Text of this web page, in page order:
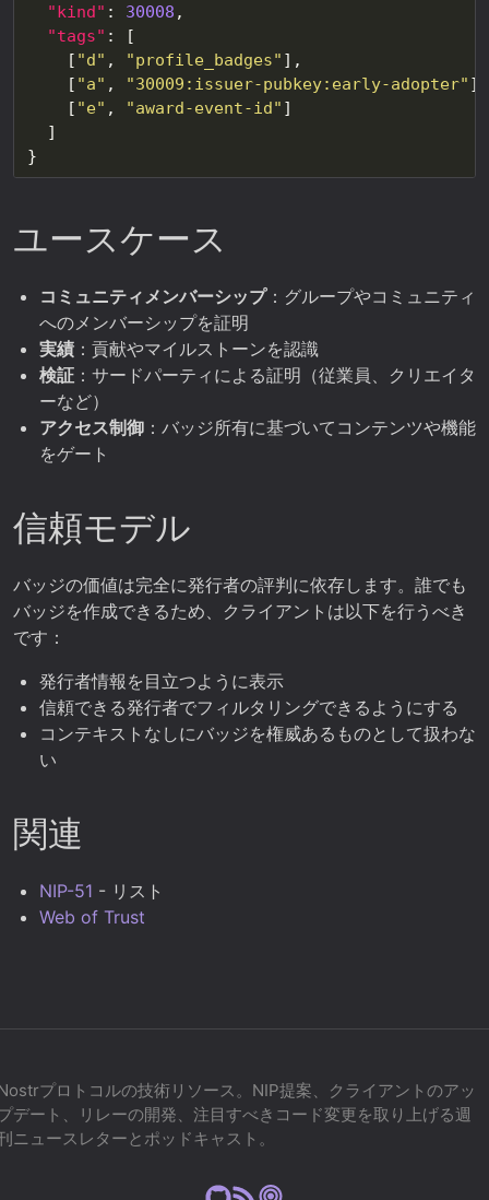
"kind" : 30008
"tags"
    [
"d" , "profile_badges"
    [
"a" ,
"30009:issuer-pubkey:early-adopter"
    [
"e" , "award-event-id"
ユースケース
コミュニティメンバーシップ：グループやコミュニティ
へのメンバーシップを証明
実績 ：貢献やマイルストーンを認識
検証 ：サードパーティによる証明（従業員、クリエイタ
ーなど）
アクセス制御 ：バッジ所有に基づいてコンテンツや機能
をゲート
信頼モデル
バッジの価値は完全に発行者の評判に依存します。誰でも
バッジを作成できるため、クライアントは以下を行うべき
です：
発行者情報を目立つように表示
信頼できる発行者でフィルタリングできるようにする
コンテキストなしにバッジを権威あるものとして扱わな
い
関連
NIP-51 - リスト
Web of Trust
プロトコルの技術リソース。NIP提案、クライアントのアッ
デート、リレーの開発、注目すべきコード変更を取り上げる週
ニュースレターとポッドキャスト。